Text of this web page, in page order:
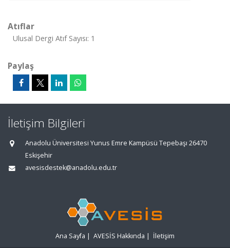
Atıflar
Ulusal Dergi Atıf Sayısı: 1
Paylaş
İletişim Bilgileri
Anadolu Üniversitesi Yunus Emre Kampüsü Tepebaşı 26470
Eskişehir
avesisdestek@anadolu.edu.tr
Ana Sayfa | AVESİS Hakkında | İletişim